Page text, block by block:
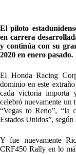
El piloto
en carrera
y continúa con su
2020 en enero pasado.
El Honda Racing
dominio en este
cada victoria importa
celebró nuevamente un
“Vegas to Reno”, “la
Estados Unidos”,
Y fue nuevamente
CRF450 Rally en lo